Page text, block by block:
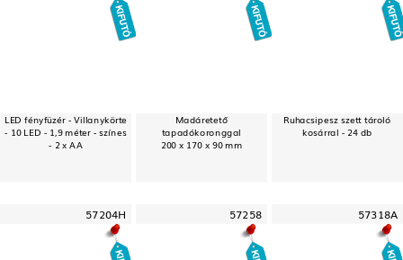
LED fényfüzér - Villanykörte
- 10 LED - 1,9 méter - színes
- 2 x AA
Madáretető
tapadókoronggal
200 x 170 x 90 mm
Ruhacsipesz szett tároló
kosárral - 24 db
57204H 57258 57318A